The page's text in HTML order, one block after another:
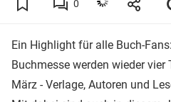
0
Ein Highlight für alle Buch-
Buchmesse werden wieder
März - Verlage, Autoren und